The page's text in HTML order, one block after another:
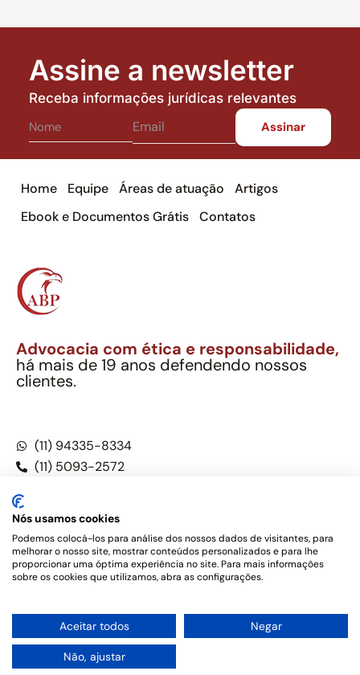
Assine a newsletter
Receba informações jurídicas relevantes
Home Equipe Áreas de atuação
Artigos
Ebook e Documentos Grátis
Contatos
Advocacia com ética e responsabilidade,
há mais de 19 anos defendendo nossos
clientes.
(11) 94335-8334
(11) 5093-2572
Este site não é um produto Meta Platforms, Inc., Google LLC,
tampouco oferece serviços públicos oficiais. Somos um
o Código de Ética e Disciplina da OAB do Brasil – Alexandre
Berthe Pinto Soc. de Adv, OAB/SP nº 22477 –Política de
Privacidade e Termos de uso
Nós usamos cookies
Podemos colocá-los para análise dos nossos dados de visitantes, para
melhorar o nosso site, mostrar conteúdos personalizados e para lhe
proporcionar uma óptima experiência no site. Para mais informações
sobre os cookies que utilizamos, abra as configurações.
Aceitar todos Negar
Não, ajustar